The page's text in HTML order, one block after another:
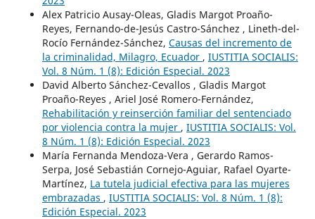
Alex Patricio Ausay-Oleas, Gladis Margot Proaño-
Reyes, Fernando-de-Jesús Castro-Sánchez , Lineth-del-
Rocío Fernández-Sánchez, Causas del incremento de
la criminalidad, Milagro, Ecuador , IUSTITIA SOCIALIS:
Vol. 8 Núm. 1 (8): Edición Especial. 2023
David Alberto Sánchez-Cevallos , Gladis Margot
Proaño-Reyes , Ariel José Romero-Fernández,
Rehabilitación y reinserción familiar del sentenciado
por violencia contra la mujer , IUSTITIA SOCIALIS: Vol.
8 Núm. 1 (8): Edición Especial. 2023
María Fernanda Mendoza-Vera , Gerardo Ramos-
Serpa, José Sebastián Cornejo-Aguiar, Rafael Oyarte-
Martínez, La tutela judicial efectiva para las mujeres
embrazadas , IUSTITIA SOCIALIS: Vol. 8 Núm. 1 (8):
Edición Especial. 2023